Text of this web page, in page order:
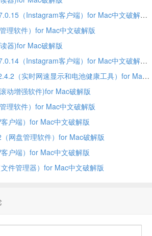
Grids for Instagram 7.0.15（Instagram客户端）for Mac中文破解版
理软件）for Mac中文破解版
器)for Mac破解版
Grids for Instagram 7.0.14（Instagram客户端）for Mac中文破解版
Network & Battery 12.4.2（实时网速显示和电池健康工具）for Mac中文破解版
动增强软件)for Mac破解版
理软件）for Mac中文破解版
户端）for Mac中文破解版
网盘管理软件）for Mac破解版
户端）for Mac中文破解版
件管理器）for Mac中文破解版